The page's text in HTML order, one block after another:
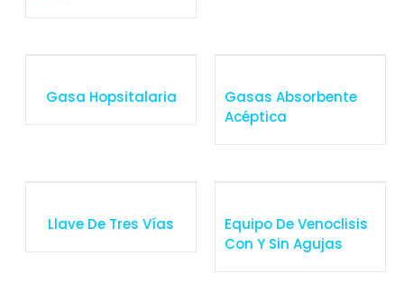
Gasa Hopsitalaria
Gasas Absorbente
Acéptica
Llave De Tres Vías
Equipo De Venoclisis
Con Y Sin Agujas